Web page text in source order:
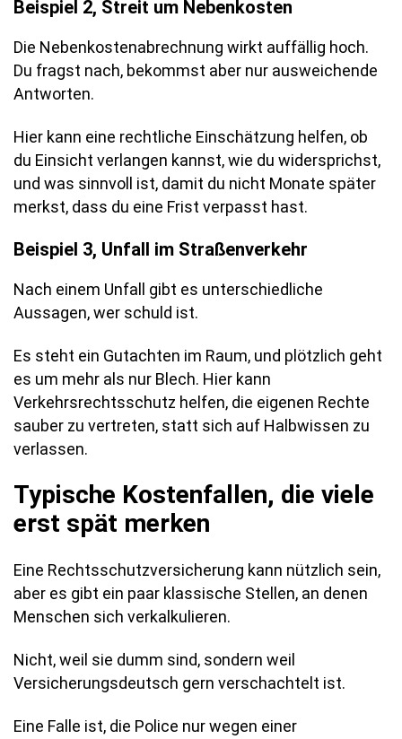
Beispiel 2, Streit um Nebenkosten
Die Nebenkostenabrechnung wirkt auffällig hoch.
Du fragst nach, bekommst aber nur ausweichende
Antworten.
Hier kann eine rechtliche Einschätzung helfen, ob
du Einsicht verlangen kannst, wie du widersprichst,
und was sinnvoll ist, damit du nicht Monate später
merkst, dass du eine Frist verpasst hast.
Beispiel 3, Unfall im Straßenverkehr
Nach einem Unfall gibt es unterschiedliche
Aussagen, wer schuld ist.
Es steht ein Gutachten im Raum, und plötzlich geht
es um mehr als nur Blech. Hier kann
Verkehrsrechtsschutz helfen, die eigenen Rechte
sauber zu vertreten, statt sich auf Halbwissen zu
verlassen.
Typische Kostenfallen, die viele
erst spät merken
Eine Rechtsschutzversicherung kann nützlich sein,
aber es gibt ein paar klassische Stellen, an denen
Menschen sich verkalkulieren.
Nicht, weil sie dumm sind, sondern weil
Versicherungsdeutsch gern verschachtelt ist.
Eine Falle ist, die Police nur wegen einer